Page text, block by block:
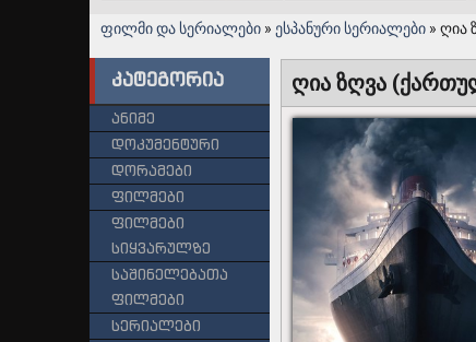
ფილმი და სერიალები » ესპანური სერიალები » ღია
ღია ზღვა
კატეგორია
ანიმე
დოკუმენტური
დორამები
ფილმები
ფილმები
სიყვარულზე
საშინელებათა
ფილმები
სერიალები